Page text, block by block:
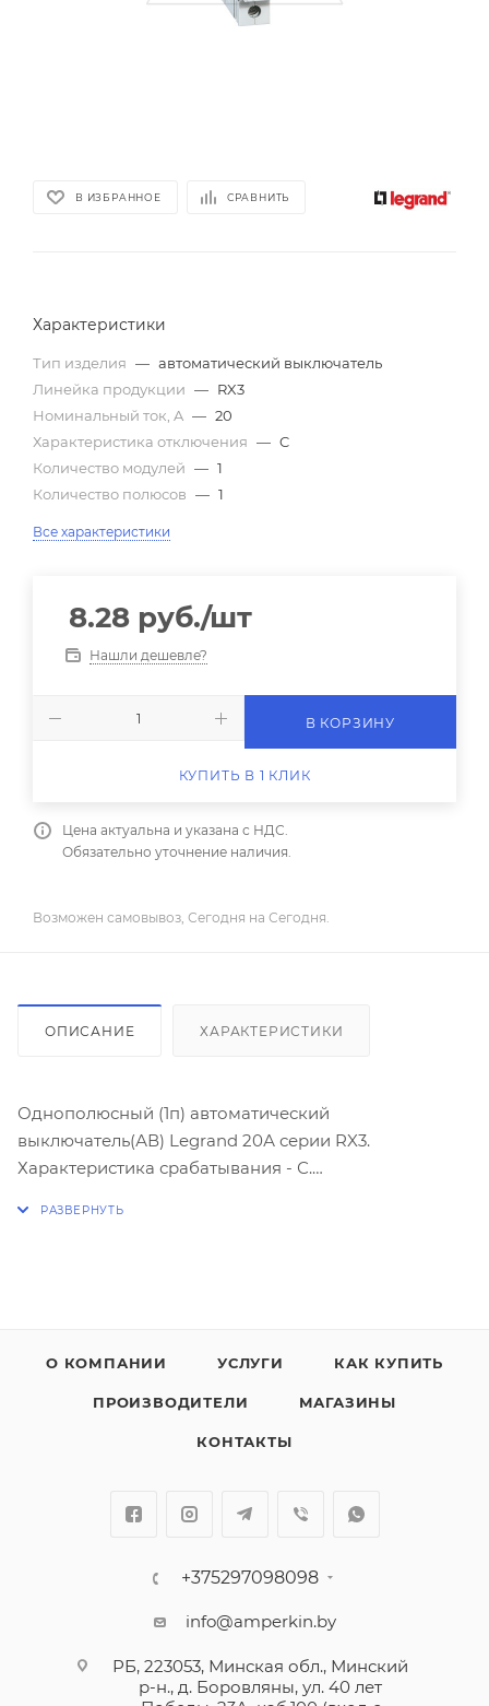
В ИЗБРАННОЕ СРАВНИТЬ
Характеристики
Тип изделия — автоматический выключатель
Линейка продукции — RX3
Номинальный ток, A — 20
Характеристика отключения — C
Количество модулей — 1
Количество полюсов — 1
Все характеристики
8.28 руб./шт
Нашли дешевле?
В КОРЗИНУ
КУПИТЬ В 1 КЛИК
Цена актуальна и указана с НДС.
Обязательно уточнение наличия.
Возможен самовывоз, Сегодня на Сегодня.
ОПИСАНИЕ ХАРАКТЕРИСТИКИ
Однополюсный (1п) автоматический
выключатель(АВ) Legrand 20А серии RX3.
Характеристика срабатывания - С.
гребенчатыми шинами.
вспомогательных устройств и дополнительных
модулей дифференциальной защиты.
О КОМПАНИИ УСЛУГИ КАК КУПИТЬ
ПРОИЗВОДИТЕЛИ МАГАЗИНЫ
КОНТАКТЫ
+375297098098
info@amperkin.by
РБ, 223053, Минская обл., Минский
р-н., д. Боровляны, ул. 40 лет